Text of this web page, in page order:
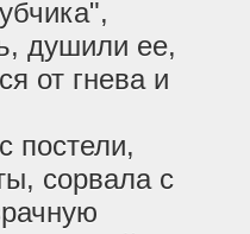
душили ее,
от гнева и
постели,
сорвала с